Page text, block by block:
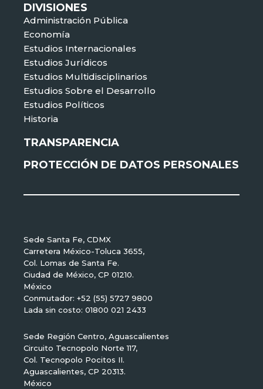
DIVISIONES
Administración Pública
Economía
Estudios Internacionales
Estudios Jurídicos
Estudios Multidisciplinarios
Estudios Sobre el Desarrollo
Estudios Políticos
Historia
TRANSPARENCIA
PROTECCIÓN DE DATOS PERSONALES
Sede Santa Fe, CDMX
Carretera México-Toluca 3655,
Col. Lomas de Santa Fe.
Ciudad de México, CP 01210.
México
Conmutador: +52 (55) 5727 9800
Lada sin costo: 01800 021 2433
Sede Región Centro, Aguascalientes
Circuito Tecnopolo Norte 117,
Col. Tecnopolo Pocitos II.
Aguascalientes, CP 20313.
México